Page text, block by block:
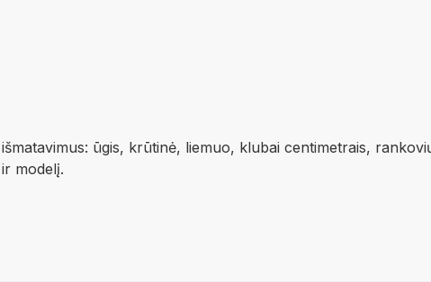
ūgis, krūtinė, liemuo, klubai centimetrais,
modelį.